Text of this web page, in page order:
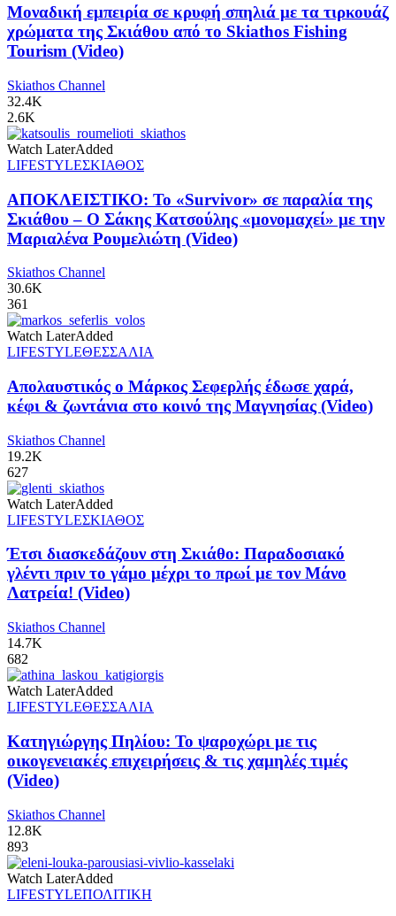
Μοναδική εμπειρία σε κρυφή σπηλιά με τα τιρκουάζ
χρώματα της Σκιάθου από το Skiathos Fishing
Tourism (Video)
Skiathos Channel
32.4K
2.6K
Watch LaterAdded
LIFESTYLEΣΚΙΑΘΟΣ
ΑΠΟΚΛΕΙΣΤΙΚΟ: Το «Survivor» σε παραλία της
Σκιάθου – Ο Σάκης Κατσούλης «μονομαχεί» με την
Μαριαλένα Ρουμελιώτη (Video)
Skiathos Channel
30.6K
361
Watch LaterAdded
LIFESTYLEΘΕΣΣΑΛΙΑ
Απολαυστικός ο Μάρκος Σεφερλής έδωσε χαρά,
κέφι & ζωντάνια στο κοινό της Μαγνησίας (Video)
Skiathos Channel
19.2K
627
Watch LaterAdded
LIFESTYLEΣΚΙΑΘΟΣ
Έτσι διασκεδάζουν στη Σκιάθο: Παραδοσιακό
γλέντι πριν το γάμο μέχρι το πρωί με τον Μάνο
Λατρεία! (Video)
Skiathos Channel
14.7K
682
Watch LaterAdded
LIFESTYLEΘΕΣΣΑΛΙΑ
Κατηγιώργης Πηλίου: Το ψαροχώρι με τις
οικογενειακές επιχειρήσεις & τις χαμηλές τιμές
(Video)
Skiathos Channel
12.8K
893
Watch LaterAdded
LIFESTYLEΠΟΛΙΤΙΚΗ